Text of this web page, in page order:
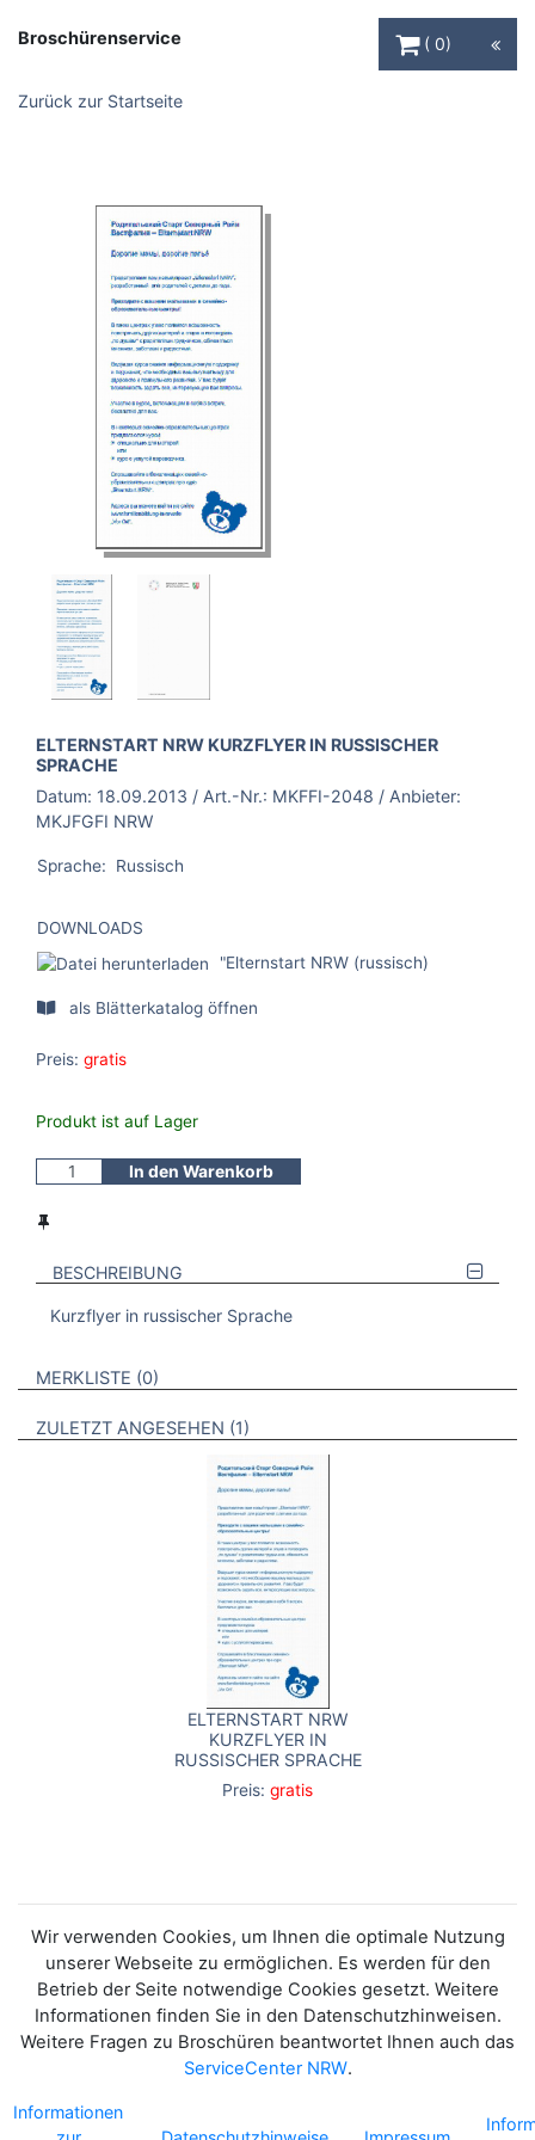
Broschürenservice
0
Zurück zur Startseite
BROSCHÜRE:
ELTERNSTART NRW KURZFLYER IN RUSSISCHER
SPRACHE
Datum: 18.09.2013 / Art.-Nr.: MKFFI-2048 / Anbieter:
MKJFGFI NRW
Sprache: Russisch
DOWNLOADS
"Elternstart NRW (russisch)
als Blätterkatalog öffnen
Preis: gratis
Produkt ist auf Lager
In den Warenkorb
BESCHREIBUNG
Kurzflyer in russischer Sprache
VERWEISE AUF VERMERKTE- ODER ZULETZT ANGESEHENE
MERKLISTE 0 BROSCHÜREN
ZULETZT ANGESEHEN 1 BROSCHÜREN
ELTERNSTART NRW
KURZFLYER IN
RUSSISCHER SPRACHE
Preis: gratis
Wir verwenden Cookies, um Ihnen die optimale Nutzung
unserer Webseite zu ermöglichen. Es werden für den
Betrieb der Seite notwendige Cookies gesetzt. Weitere
Informationen finden Sie in den Datenschutzhinweisen.
Weitere Fragen zu Broschüren beantwortet Ihnen auch das
ServiceCenter NRW.
Informationen